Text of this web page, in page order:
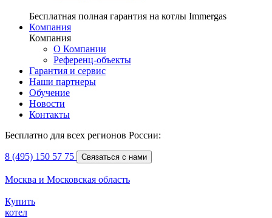
Бесплатная полная гарантия на котлы Immergas
Компания
Компания
О Компании
Референц-объекты
Гарантия и сервис
Наши партнеры
Обучение
Новости
Контакты
Бесплатно для всех регионов России:
8 (495) 150 57 75 Связаться с нами
Москва и Московская область
Купить
котел